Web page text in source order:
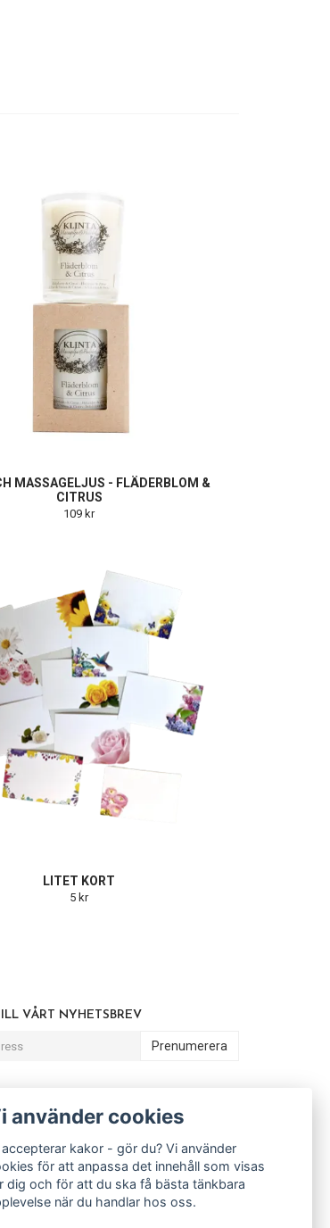
MASSAGELJUS - FLÄDERBLOM &
CITRUS
109 kr
LITET KORT
5 kr
VÅRT NYHETSBREV
Prenumerera
använder cookies
kakor - gör du? Vi använder
för att anpassa det innehåll som visas
dig och för att du ska få bästa tänkbara
när du handlar hos oss.